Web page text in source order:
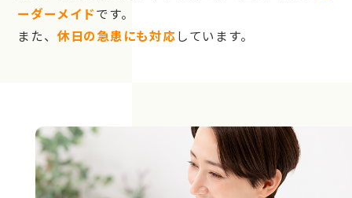
ーダーメイドです。
また、 休日の急患にも対応しています。